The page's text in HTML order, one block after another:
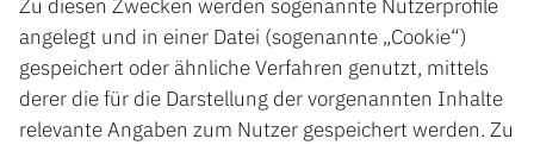
Zu diesen Zwecken werden sogenannte Nutzerprofile
angelegt und in einer Datei (sogenannte „Cookie“)
gespeichert oder ähnliche Verfahren genutzt, mittels
derer die für die Darstellung der vorgenannten Inhalte
relevante Angaben zum Nutzer gespeichert werden. Zu